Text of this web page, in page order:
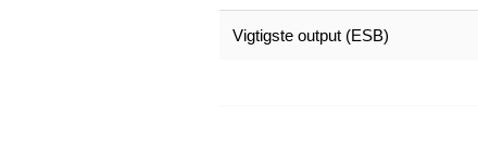
Vigtigste output (ESB)